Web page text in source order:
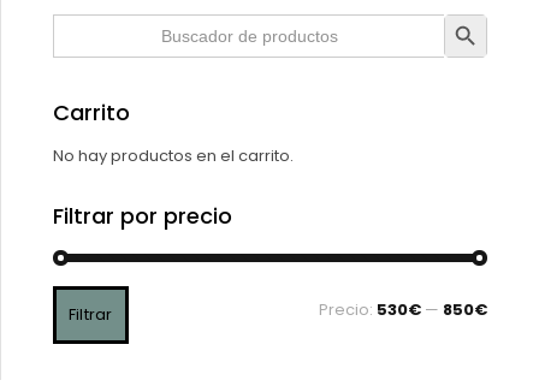
Buscar: Botón de búsqueda
Carrito
No hay productos en el carrito.
Filtrar por precio
Filtrar Precio: 530€ — 850€